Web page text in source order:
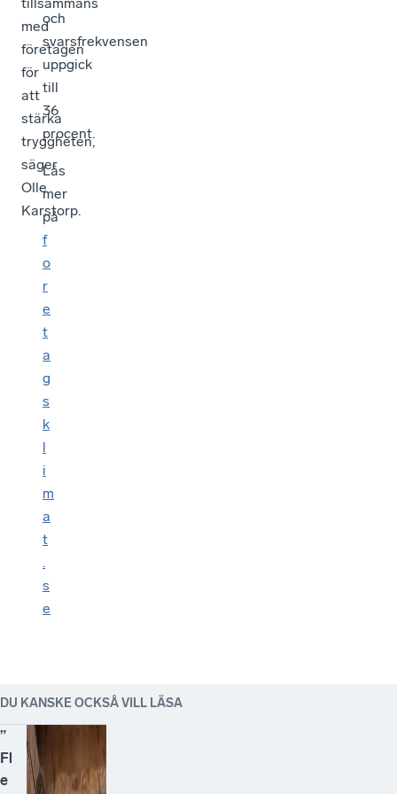
med
företagen
för
att
stärka
tryggheten,
säger
Olle
Karstorp.
och
svarsfrekvensen
uppgick
till
36
procent.
Läs
mer
på
f
o
r
e
t
a
g
s
k
l
i
m
a
t
.
s
e
DU KANSKE OCKSÅ VILL LÄSA
”
Fl
e